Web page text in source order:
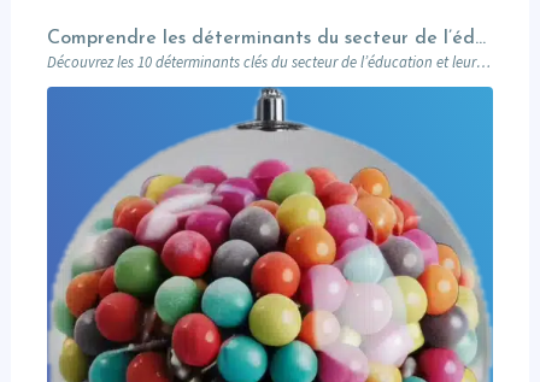
Comprendre les déterminants du secteur de l’éducation et leurs impacts sur le marketing
Découvrez les 10 déterminants clés du secteur de l’éducation et leur impact sur le marketing : attentes des prospects, innovations digitales, impact sociétal, et stratégies pour des campagnes réussies. Un guide complet pour les professionnels du marketing éducatif.